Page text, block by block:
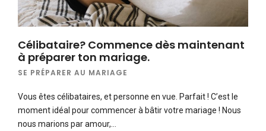
Célibataire? Commence dès maintenant
à préparer ton mariage.
SE PRÉPARER AU MARIAGE
Vous êtes célibataires, et personne en vue. Parfait ! C’est le
moment idéal pour commencer à bâtir votre mariage ! Nous
nous marions par amour,…